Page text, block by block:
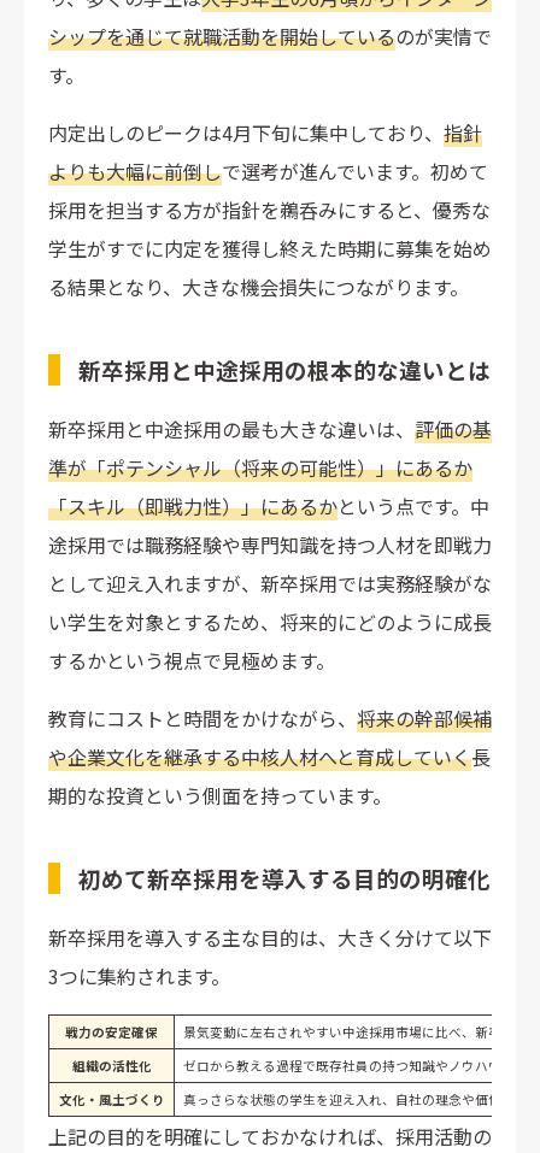
シップを通じて就職活動を開始しているのが実情で
す。
内定出しのピークは4月下旬に集中しており、 指針
よりも大幅に前倒しで選考が進んでいます。初めて
採用を担当する方が指針を鵜呑みにすると、優秀な
学生がすでに内定を獲得し終えた時期に募集を始め
る結果となり、大きな機会損失につながります。
新卒採用と中途採用の根本的な違いとは
新卒採用と中途採用の最も大きな違いは、 評価の基
準が「ポテンシャル（将来の可能性）」にあるか
「スキル（即戦力性）」にあるかという点です。中
途採用では職務経験や専門知識を持つ人材を即戦力
として迎え入れますが、新卒採用では実務経験がな
い学生を対象とするため、将来的にどのように成長
するかという視点で見極めます。
教育にコストと時間をかけながら、 将来の幹部候補
や企業文化を継承する中核人材へと育成していく長
期的な投資という側面を持っています。
初めて新卒採用を導入する目的の明確化
新卒採用を導入する主な目的は、大きく分けて以下
3つに集約されます。
戦力の安定確保
景気変動に左右されやすい中途採用市場に比べ、新卒採用
組織の活性化
ゼロから教える過程で既存社員の持つ知識やノウハウが言
文化・風土づくり
真っさらな状態の学生を迎え入れ、自社の理念や価値観を
上記の目的を明確にしておかなければ、採用活動の